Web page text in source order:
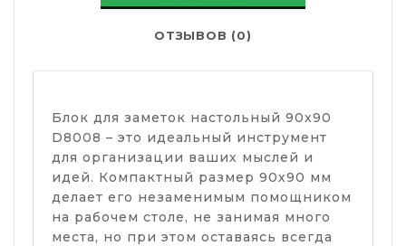
ОТЗЫВОВ (0)
Блок для заметок настольный 90х90
D8008 – это идеальный инструмент
для организации ваших мыслей и
идей. Компактный размер 90х90 мм
делает его незаменимым помощником
на рабочем столе, не занимая много
места, но при этом оставаясь всегда